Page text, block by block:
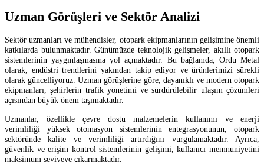
Uzman Görüşleri ve Sektör Analizi
Sektör uzmanları ve mühendisler, otopark ekipmanlarının gelişimine önemli
katkılarda bulunmaktadır. Günümüzde teknolojik gelişmeler, akıllı otopark
sistemlerinin yaygınlaşmasına yol açmaktadır. Bu bağlamda, Ordu Metal
olarak, endüstri trendlerini yakından takip ediyor ve ürünlerimizi sürekli
olarak güncelliyoruz. Uzman görüşlerine göre, dayanıklı ve modern otopark
ekipmanları, şehirlerin trafik yönetimi ve sürdürülebilir ulaşım çözümleri
açısından büyük önem taşımaktadır.
Uzmanlar, özellikle çevre dostu malzemelerin kullanımı ve enerji
verimliliği yüksek otomasyon sistemlerinin entegrasyonunun, otopark
sektöründe kalite ve verimliliği artırdığını vurgulamaktadır. Ayrıca,
güvenlik ve erişim kontrol sistemlerinin gelişimi, kullanıcı memnuniyetini
maksimum seviyeye çıkarmaktadır.